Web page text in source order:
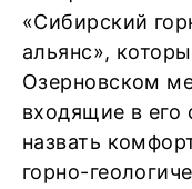
«Сибирский
альянс»,
Озерновском
входящие в его
назвать
горно-